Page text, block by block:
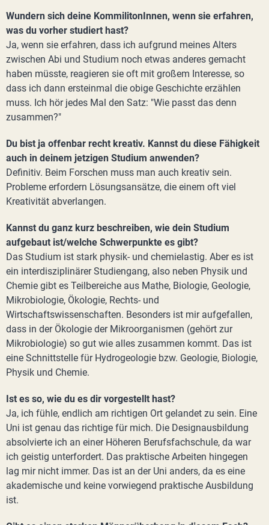
Wundern sich deine KommilitonInnen, wenn sie erfahren,
was du vorher studiert hast?
Ja, wenn sie erfahren, dass ich aufgrund meines Alters
zwischen Abi und Studium noch etwas anderes gemacht
haben müsste, reagieren sie oft mit großem Interesse, so
dass ich dann ersteinmal die obige Geschichte erzählen
muss. Ich hör jedes Mal den Satz: "Wie passt das denn
zusammen?"
Du bist ja offenbar recht kreativ. Kannst du diese Fähigkeit
auch in deinem jetzigen Studium anwenden?
Definitiv. Beim Forschen muss man auch kreativ sein.
Probleme erfordern Lösungsansätze, die einem oft viel
Kreativität abverlangen.
Kannst du ganz kurz beschreiben, wie dein Studium
aufgebaut ist/welche Schwerpunkte es gibt?
Das Studium ist stark physik- und chemielastig. Aber es ist
ein interdisziplinärer Studiengang, also neben Physik und
Chemie gibt es Teilbereiche aus Mathe, Biologie, Geologie,
Mikrobiologie, Ökologie, Rechts- und
Wirtschaftswissenschaften. Besonders ist mir aufgefallen,
dass in der Ökologie der Mikroorganismen (gehört zur
Mikrobiologie) so gut wie alles zusammen kommt. Das ist
eine Schnittstelle für Hydrogeologie bzw. Geologie, Biologie,
Physik und Chemie.
Ist es so, wie du es dir vorgestellt hast?
Ja, ich fühle, endlich am richtigen Ort gelandet zu sein. Eine
Uni ist genau das richtige für mich. Die Designausbildung
absolvierte ich an einer Höheren Berufsfachschule, da war
ich geistig unterfordert. Das praktische Arbeiten hingegen
lag mir nicht immer. Das ist an der Uni anders, da es eine
akademische und keine vorwiegend praktische Ausbildung
ist.